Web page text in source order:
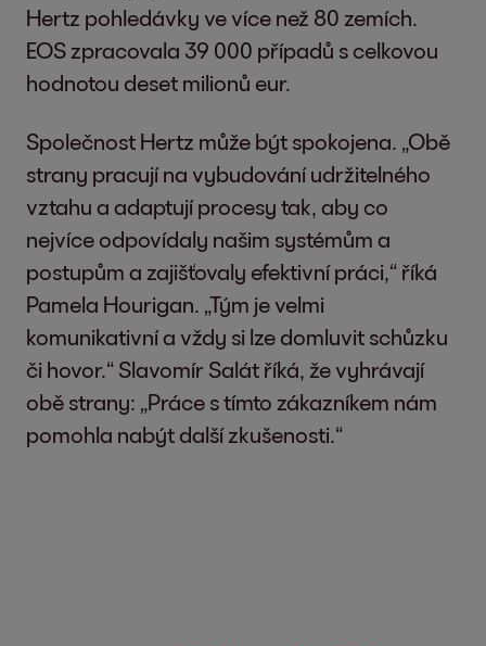
Hertz pohledávky ve více než 80 zemích.
EOS zpracovala 39 000 případů s celkovou
hodnotou deset milionů eur.
Společnost Hertz může být spokojena. „Obě
strany pracují na vybudování udržitelného
vztahu a adaptují procesy tak, aby co
nejvíce odpovídaly našim systémům a
postupům a zajišťovaly efektivní práci,“ říká
Pamela Hourigan. „Tým je velmi
komunikativní a vždy si lze domluvit schůzku
či hovor.“ Slavomír Salát říká, že vyhrávají
obě strany: „Práce s tímto zákazníkem nám
pomohla nabýt další zkušenosti.“